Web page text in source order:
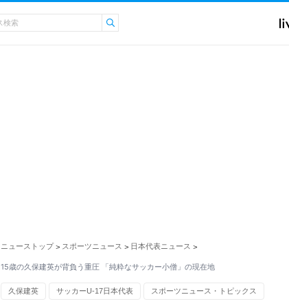
ニューストップ > スポーツニュース > 日本代表ニュース >
15歳の久保建英が背負う重圧 「純粋なサッカー小僧」の現在地
久保建英 サッカーU-17日本代表 スポーツニュース・トピックス